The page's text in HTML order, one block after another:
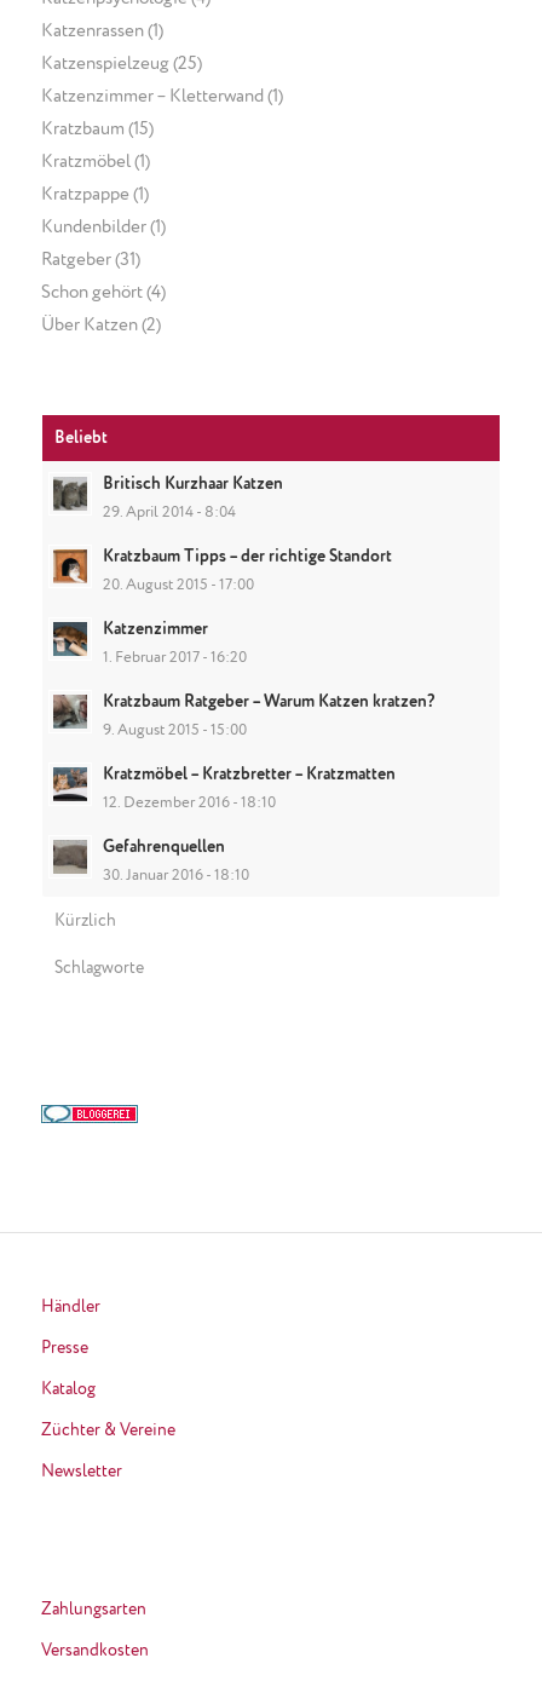
Katzenrassen(1)
Katzenspielzeug(25)
Katzenzimmer – Kletterwand (1)
Kratzbaum (15)
Kratzmöbel (1)
Kratzpappe (1)
Kundenbilder(1)
Ratgeber(31)
Schon gehört(4)
Über Katzen(2)
Beliebt
Britisch Kurzhaar Katzen
29. April 2014 - 8:04
Kratzbaum Tipps – der richtige Standort
20. August 2015 - 17:00
Katzenzimmer
1. Februar 2017 - 16:20
Kratzbaum Ratgeber – Warum Katzen kratzen?
9. August 2015 - 15:00
Kratzmöbel – Kratzbretter – Kratzmatten
12. Dezember 2016 - 18:10
Gefahrenquellen
30. Januar 2016 - 18:10
Kürzlich
Schlagworte
Händler
Presse
Katalog
Züchter & Vereine
Newsletter
Zahlungsarten
Versandkosten